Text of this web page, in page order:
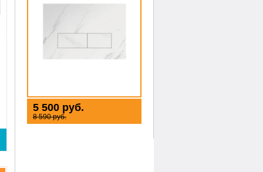
5 500 руб.
8 590 руб.